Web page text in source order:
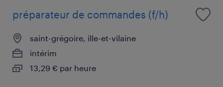
préparateur de commandes (f/h)
saint-grégoire, ille-et-vilaine
intérim
13,29 € par heure